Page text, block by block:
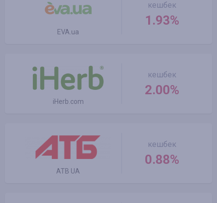
EVA.ua
кешбек
1.93%
iHerb.com
кешбек
2.00%
ATB UA
кешбек
0.88%